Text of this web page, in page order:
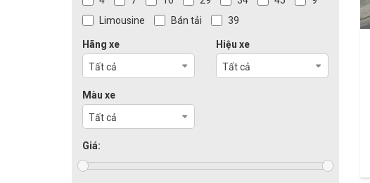
Limousine
Bán tải 39
Hãng xe
Tất cả
Hiệu xe
Tất cả
Màu xe
Tất cả
Giá: